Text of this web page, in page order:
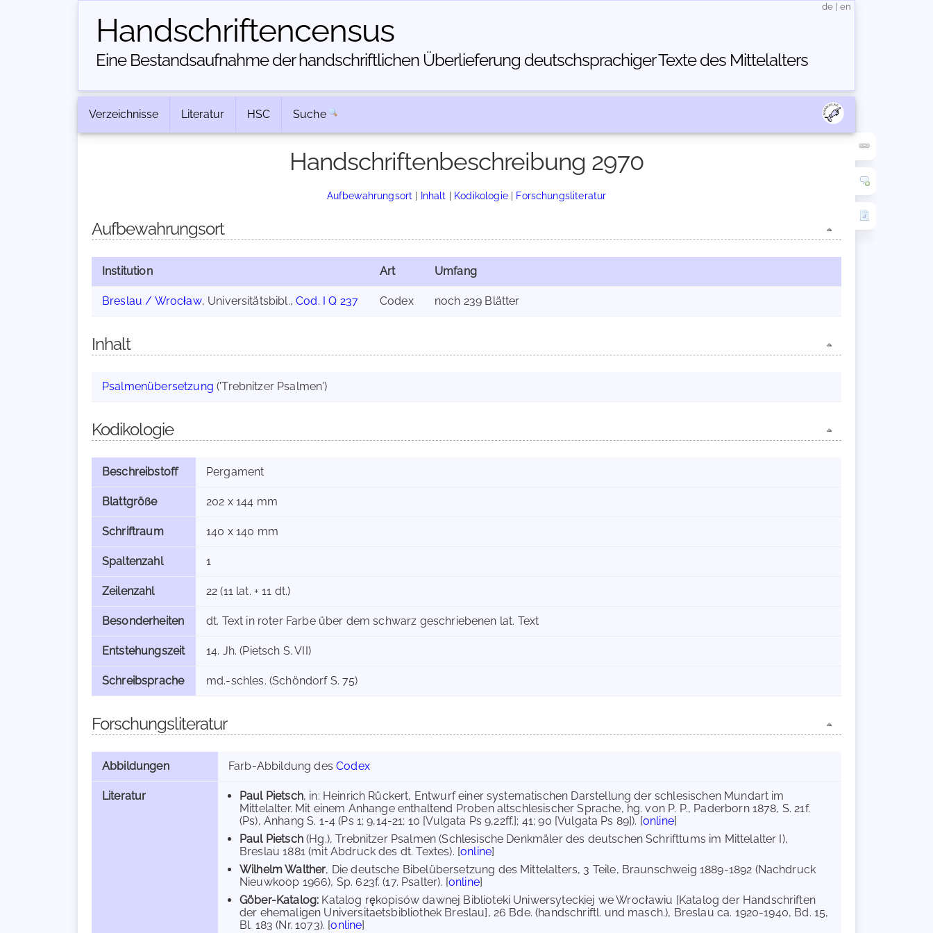
Handschriften­census
Eine Bestandsaufnahme der handschriftlichen Über­lieferung deutschsprachiger Texte des Mittelalters
de en
Verzeichnisse Literatur HSC Suche
Handschriftenbeschreibung 2970
Aufbewahrungsort | Inhalt | Kodikologie| Forschungsliteratur
Aufbewahrungsort
Institution Art Umfang
Breslau / Wrocław, Universitätsbibl.,Cod. I Q 237 Codex noch 239 Blätter
Inhalt
Psalmenübersetzung ('Trebnitzer Psalmen')
Kodikologie
Beschreibstoff Pergament
Blattgröße 202 x 144 mm
Schriftraum 140 x 140 mm
Spaltenzahl 1
Zeilenzahl 22 (11 lat. + 11 dt.)
Besonderheiten dt. Text in roter Farbe über dem schwarz geschriebenen lat. Text
Entstehungszeit 14. Jh. (Pietsch S. VII)
Schreibsprache md.-schles. (Schöndorf S. 75)
Forschungsliteratur
Abbildungen Farb-Abbildung desCodex
Literatur Paul Pietsch, in: Heinrich Rückert, Entwurf einer systematischen Darstellung der schlesischen Mundart im
Mittelalter. Mit einem Anhange enthaltend Proben altschlesischer Sprache, hg. von P. P., Paderborn 1878, S. 21f.
(Ps), Anhang S. 1-4 (Ps 1; 9,14-21; 10 [Vulgata Ps 9,22ff.]; 41; 90 [Vulgata Ps 89]). [online]
Paul Pietsch(Hg.), Trebnitzer Psalmen (Schlesische Denkmäler des deutschen Schrifttums im Mittelalter I),
Breslau 1881 (mit Abdruck des dt. Textes). [online]
Wilhelm Walther, Die deutsche Bibelübersetzung des Mittelalters, 3 Teile, Braunschweig 1889-1892 (Nachdruck
Nieuwkoop 1966), Sp. 623f. (17. Psalter). [online]
Göber-Katalog: Katalog rękopisów dawnej Biblioteki Uniwersyteckiej we Wrocławiu [Katalog der Handschriften
der ehemaligen Universitaetsbibliothek Breslau], 26 Bde. (handschriftl. und masch.), Breslau ca. 1920-1940, Bd. 15,
Bl. 183 (Nr. 1073). [online]